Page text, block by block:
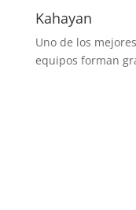
Kahayan
Uno de los
equipos forman